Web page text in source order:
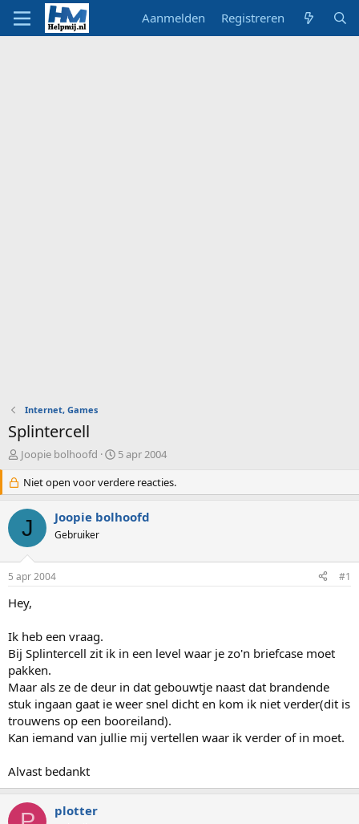
Aanmelden Registreren
Internet, Games
Splintercell
O
d
e
r
w
e
s
t
a
t
e
r
Joopie bolhoofd
S
a
r
t
d
m
5 apr 2004
Niet open voor verdere reacties.
J Joopie bolhoofd
Gebruiker
5 apr 2004 #1
Hey,
Ik heb een vraag.
Bij Splintercell zit ik in een level waar je zo'n briefcase moet
pakken.
Maar als ze de deur in dat gebouwtje naast dat brandende
stuk ingaan gaat ie weer snel dicht en kom ik niet verder(dit is
trouwens op een booreiland).
Kan iemand van jullie mij vertellen waar ik verder of in moet.
Alvast bedankt
plotter